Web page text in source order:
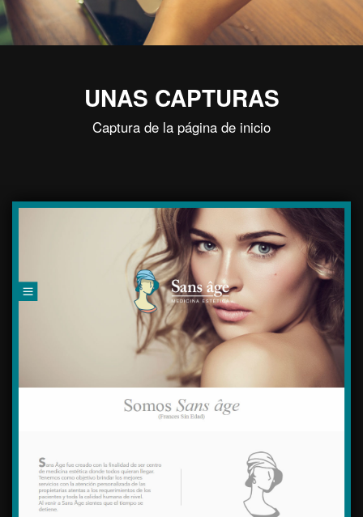
UNAS CAPTURAS
Captura de la página de inicio